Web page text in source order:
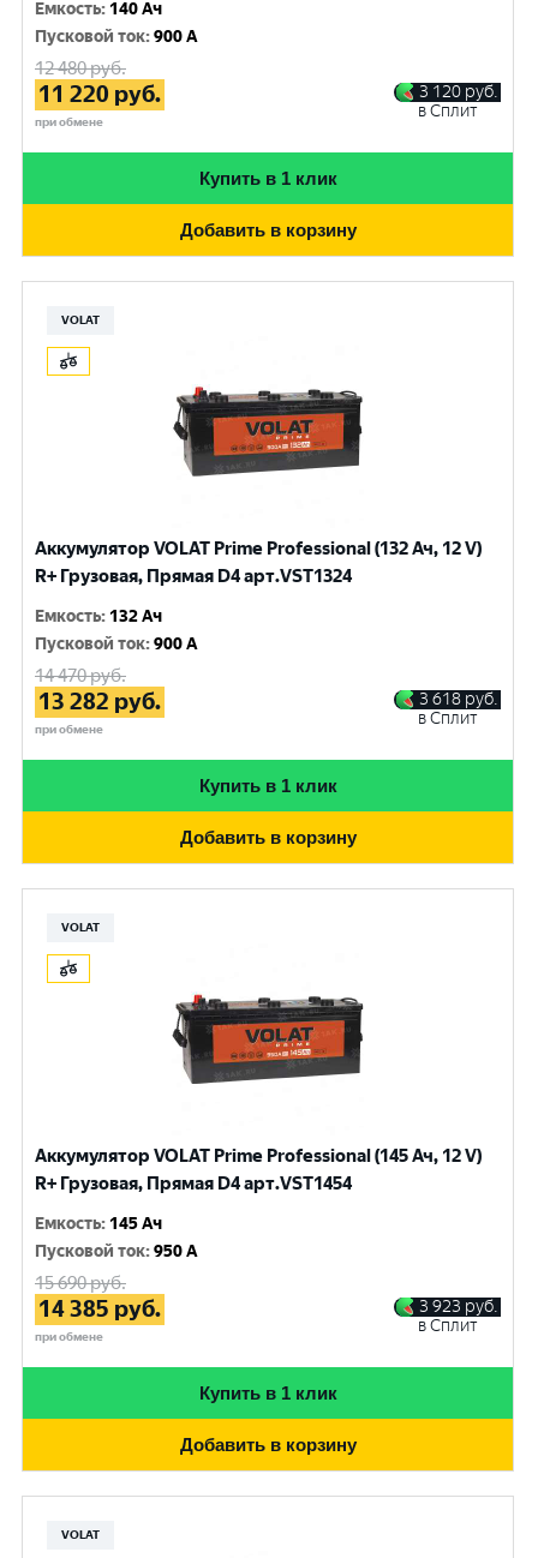
Емкость: 140 Ач
Пусковой ток:900 A
12 480руб.
11 220 руб.
при обмене
3 120 руб.
в Сплит
Купить в 1 клик
Добавить в корзину
VOLAT
Аккумулятор VOLAT Prime Professional (132 Ач, 12 V)
R+ Грузовая, Прямая D4 арт.VST1324
Емкость: 132 Ач
Пусковой ток:900 A
14 470руб.
13 282 руб.
при обмене
3 618 руб.
в Сплит
Купить в 1 клик
Добавить в корзину
VOLAT
Аккумулятор VOLAT Prime Professional (145 Ач, 12 V)
R+ Грузовая, Прямая D4 арт.VST1454
Емкость: 145 Ач
Пусковой ток:950 A
15 690руб.
14 385 руб.
при обмене
3 923 руб.
в Сплит
Купить в 1 клик
Добавить в корзину
VOLAT